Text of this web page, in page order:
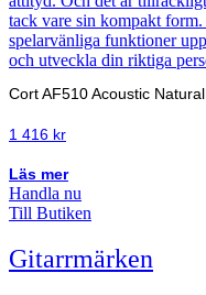
Cort AF510 Acoustic Natural
1 416 kr
Läs mer
Handla nu
Till Butiken
Gitarrmärken